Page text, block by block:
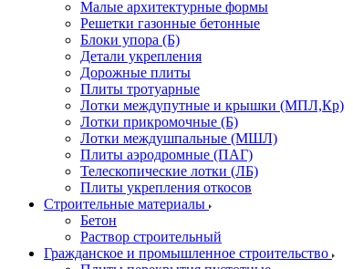
Малые архитектурные формы
Решетки газонные бетонные
Блоки упора (Б)
Детали укрепления
Дорожные плиты
Плиты тротуарные
Лотки междупутные и крышки (МПЛ,Кр)
Лотки прикромочные (Б)
Лотки междушпальные (МШЛ)
Плиты аэродромные (ПАГ)
Телескопические лотки (ЛБ)
Плиты укрепления откосов
Строительные материалы
Бетон
Раствор строительный
Гражданское и промышленное строительство